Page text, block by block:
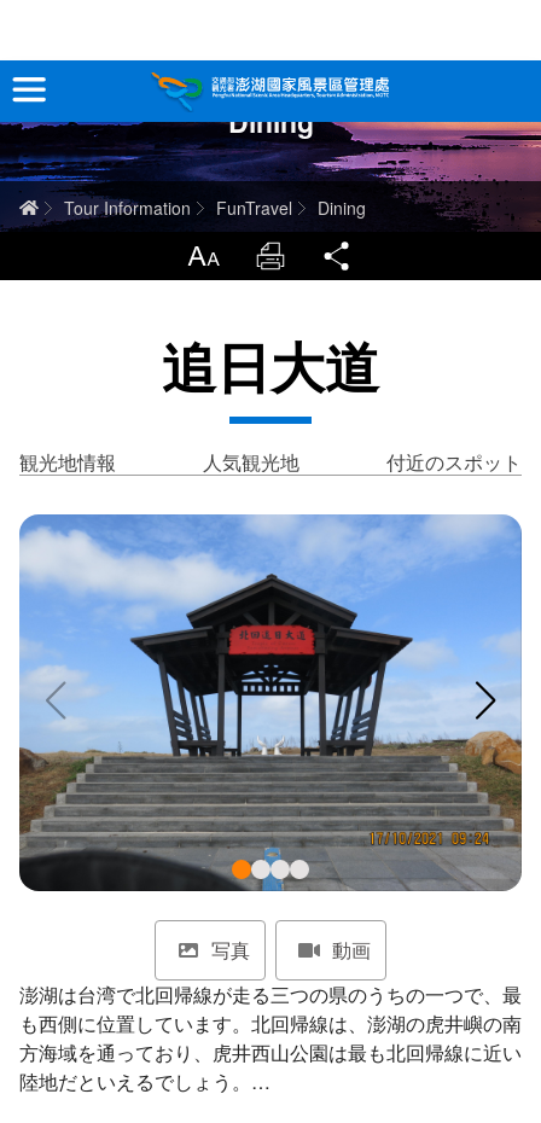
跳
到
主
要
內
容
観光情報
澎湖を深く知る
当サイトについて
サイトマップ
English Tiếng Việt
ไทย Bahasa indonesia
Dining
ホーム
Tour Information FunTravel Dining
LargrType Print
追日大道
観光地情報 人気観光地 付近のスポット
写真
動画
澎湖は台湾で北回帰線が走る三つの県のうちの一つで、最
も西側に位置しています。北回帰線は、澎湖の虎井嶼の南
方海域を通っており、虎井西山公園は最も北回帰線に近い
陸地だといえるでしょう。